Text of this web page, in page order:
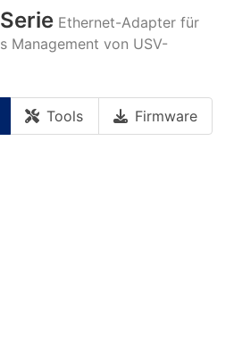
Ethernet-Adapter für
Management von USV-
Tools Firmware